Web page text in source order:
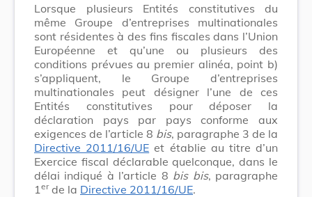
Lorsque plusieurs Entités constitutives du
même Groupe d’entreprises multinationales
sont résidentes à des fins fiscales dans l’Union
Européenne et qu’une ou plusieurs des
conditions prévues au premier alinéa, point b)
s’appliquent, le Groupe d’entreprises
multinationales peut désigner l’une de ces
Entités constitutives pour déposer la
déclaration pays par pays conforme aux
exigences de l’article 8 bis, paragraphe 3 de la
Directive 2011/16/UE et établie au titre d’un
Exercice fiscal déclarable quelconque, dans le
délai indiqué à l’article 8 bis bis, paragraphe
1 erde la Directive 2011/16/UE.